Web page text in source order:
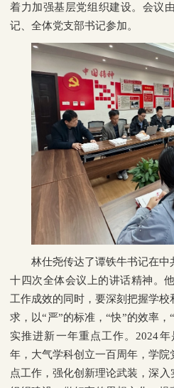
着力加强基层党组织建设。会议
记、全体党支部书记参加。
林仕尧传达了谭铁牛书记在
十四次全体会议上的讲话精神。
工作成效的同时，要深刻把握学
求，以“严”的标准，“快”的效率
实推进新一年重点工作。2024
年，大气学科创立一百周年，学
点工作，强化创新理论武装，深